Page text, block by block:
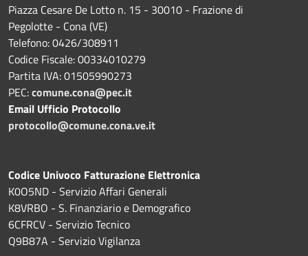
Piazza Cesare De Lotto n. 15 - 30010 - Frazione di
Pegolotte - Cona (VE)
Telefono: 0426/308911
Codice Fiscale: 00334010279
Partita IVA: 01505990273
PEC:comune.cona@pec.it
Email Ufficio Protocollo
protocollo@comune.cona.ve.it
Codice Univoco Fatturazione Elettronica
K0O5ND - Servizio Affari Generali
K8VRBO - S. Finanziario e Demografico
6CFRCV - Servizio Tecnico
Q9B87A - Servizio Vigilanza